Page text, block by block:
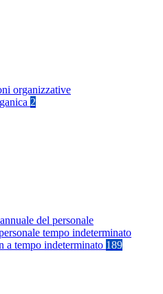
organizzative
2
del personale
tempo indeterminato
a tempo indeterminato 189